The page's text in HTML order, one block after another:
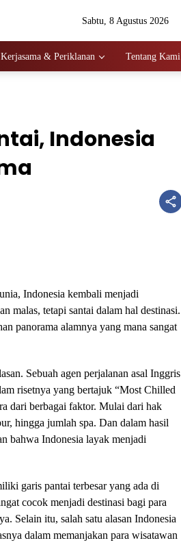
Sabtu, 8 Agustus 2026
Kerjasama & Periklanan Tentang Kami
Indonesia
, Indonesia kembali menjadi
malas, tetapi santai dalam hal destinasi.
panorama alamnya yang mana sangat
Sebuah agen perjalanan asal Inggris
risetnya yang bertajuk “Most Chilled
dari berbagai faktor. Mulai dari hak
hingga jumlah spa. Dan dalam hasil
bahwa Indonesia layak menjadi
garis pantai terbesaryang ada di
cocok menjadi destinasi bagi para
Selain itu, salah satu alasan Indonesia
dalam memanjakan para wisatawan